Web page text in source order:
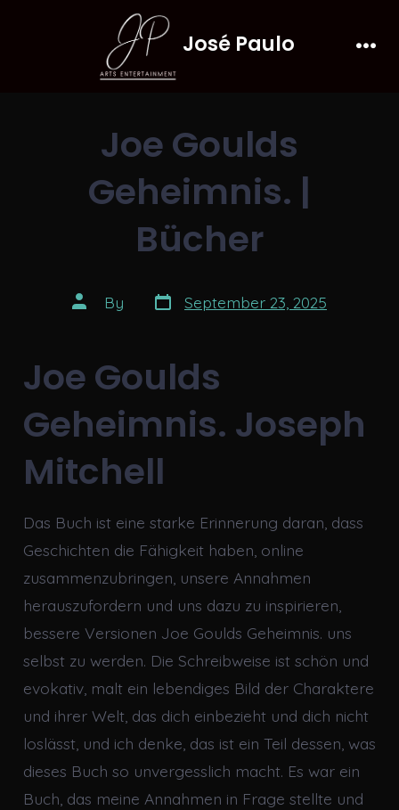
José Paulo
Joe Goulds
Geheimnis. |
Bücher
Post
author
By Post
date
September 23, 2025
Joe Goulds
Geheimnis. Joseph
Mitchell
Das Buch ist eine starke Erinnerung daran, dass
Geschichten die Fähigkeit haben, online
zusammenzubringen, unsere Annahmen
herauszufordern und uns dazu zu inspirieren,
bessere Versionen Joe Goulds Geheimnis. uns
selbst zu werden. Die Schreibweise ist schön und
evokativ, malt ein lebendiges Bild der Charaktere
und ihrer Welt, das dich einbezieht und dich nicht
loslässt, und ich denke, das ist ein Teil dessen, was
dieses Buch so unvergesslich macht. Es war ein
Buch, das meine Annahmen in Frage stellte und